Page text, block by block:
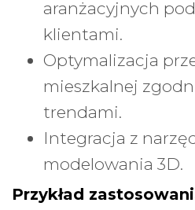
aranżacyjnych
klientami.
Optymalizacja
mieszkalnej
trendami.
Integracja z
modelowania 3D.
Przykład